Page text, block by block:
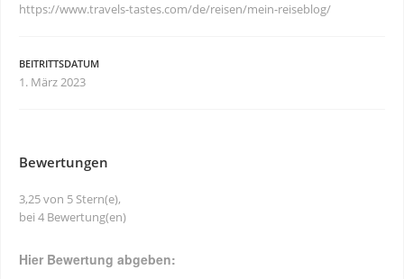
https://www.travels-tastes.com/de/reisen/mein-reiseblog/
BEITRITTSDATUM
1. März 2023
Bewertungen
3,25 von 5 Stern(e),
bei 4 Bewertung(en)
Hier Bewertung abgeben: